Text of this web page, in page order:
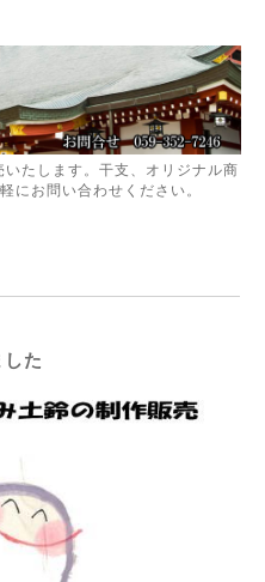
たします。干支、オリジナル商
にお問い合わせください。
た